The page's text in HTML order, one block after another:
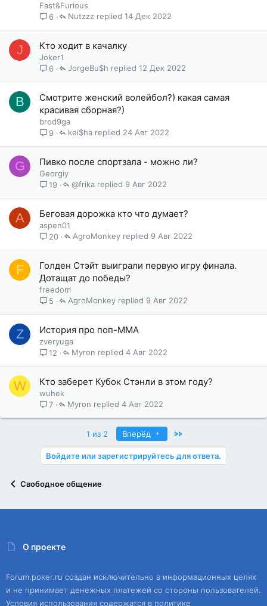
Fast&Furious
6
14 Дек 2022
Nutzzz
J Кто ходит в качалку
Joker1
6
12 Дек 2022
JorgeBu$h
B
Смотрите женский волейбол?) какая самая
красивая сборная?)
brod9ga
9
24 Авг 2022
kei$ha
G Пивко после спортзала - можно ли?
Georgiy
19
9 Авг 2022
@frika
A Беговая дорожка кто что думает?
aspen01
20
9 Авг 2022
AgroMonkey
F
Голден Стэйт выиграли первую игру финала.
Дотащат до победы?
freedom
5
9 Авг 2022
AgroMonkey
Z История про поп-ММА
zveryuga
12
4 Авг 2022
Myron
W Кто заберет Кубок Стэнли в этом году?
wuhek
7
4 Авг 2022
Myron
1 из 2 Вперёд
Войдите или зарегистрируйтесь для ответа.
Свободное общение
О проекте
Forum.poker.ru создан исключительно в информационных целях
и не принимает денежных платежей со стороны пользователей.
Условия использования содержатся в политике